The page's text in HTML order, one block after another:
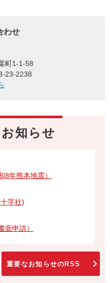
わせ
町1-1-58
23-2238
知らせ
8年熊本地震）
字社)
面申請）
重要なお知らせのRSS